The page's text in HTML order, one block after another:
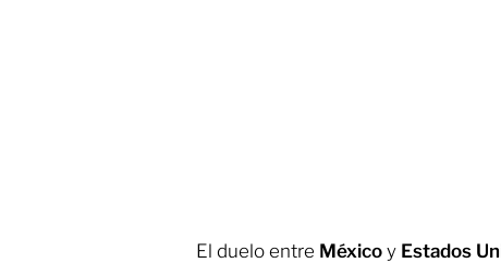
El duelo entre México y Estados